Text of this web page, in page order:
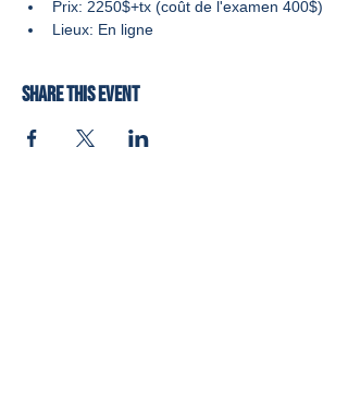
Prix: 2250$+tx (coût de l'examen 400$)
Lieux: En ligne
Share this event